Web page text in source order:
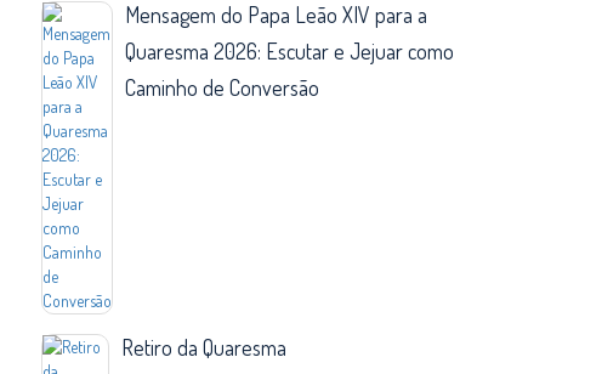
Mensagem do Papa Leão XIV para a
Quaresma 2026: Escutar e Jejuar como
Caminho de Conversão
Retiro da Quaresma